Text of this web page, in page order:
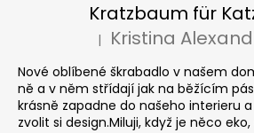
Die Produktbewertung
| Kristina
Nové oblíbené škrabadlo v našem
ně a v něm střídají jak na běžícím
krásně zapadne do našeho interieru
zvolit si design.Miluji, když je něco